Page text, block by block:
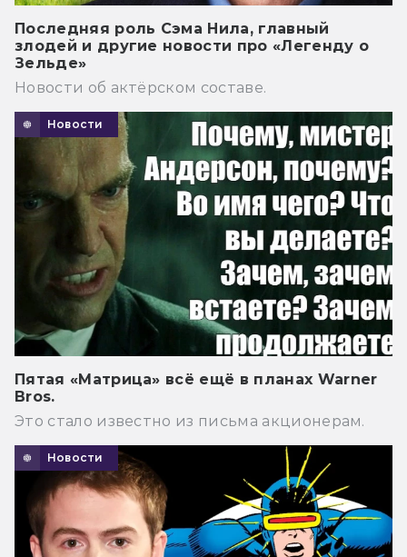
Последняя роль Сэма Нила, главный
злодей и другие новости про «Легенду о
Зельде»
Новости об актёрском составе.
Новости
Пятая «Матрица» всё ещё в планах Warner
Bros.
Это стало известно из письма акционерам.
Новости